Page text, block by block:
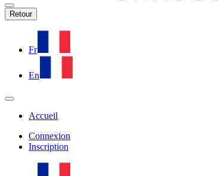
Retour
Fr
En
Accueil
Connexion
Inscription